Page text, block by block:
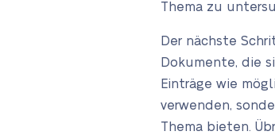
Thema zu
Der nächste
Dokumente, die
Einträge wie
verwenden,
Thema bieten.